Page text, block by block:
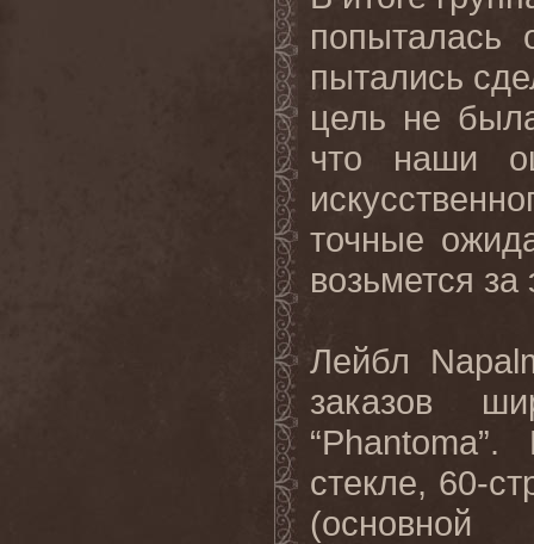
попыталась
пытались
цель не
что наши
точные
возьмется
Лейбл
заказов
стекле, 60-